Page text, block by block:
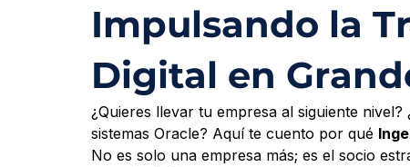
Impulsando la
Digital en
¿Quieres llevar tu empresa al siguiente
sistemas Oracle? Aquí te cuento por qué
No es solo una empresa más; es el socio